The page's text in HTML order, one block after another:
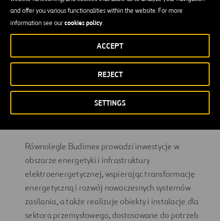
and offer you various functionalities within the website. For more
information see ourcookies policy.
SETTINGS
REJECT
ACCEPT
Równolegle Budimex prowadzi inwestycje w
obszarze energetyki i infrastruktury
elektroenergetycznej, wspierając transformację
energetyczną i rozwój nowoczesnych systemów
zasilania, a także realizuje obiekty i instalacje dla
sektora przemysłowego, dostosowane do potrzeb